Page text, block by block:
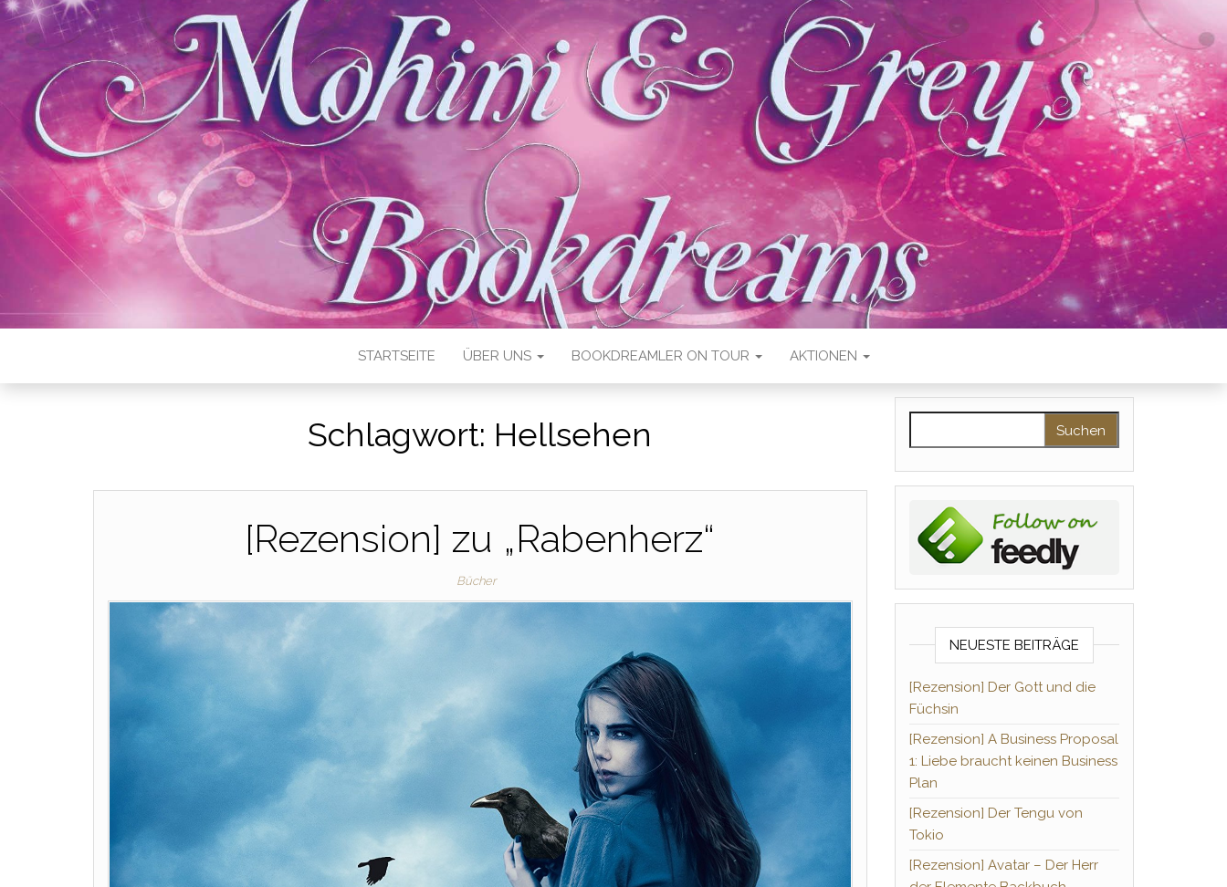
STARTSEITE ÜBER UNS BOOKDREAMLER ON TOUR AKTIONEN
Schlagwort: Hellsehen
[Rezension] zu „Rabenherz“
Bücher
NEUESTE BEITRÄGE
[Rezension] Der Gott und die
Füchsin
[Rezension] A Business Proposal
1: Liebe braucht keinen Business
Plan
[Rezension] Der Tengu von
Tokio
[Rezension] Avatar – Der Herr